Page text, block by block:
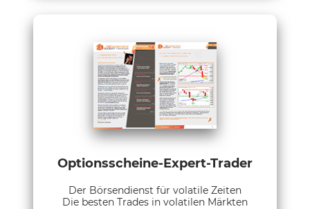
Optionsscheine-Expert-Trader
Der Börsendienst für volatile Zeiten
Die besten Trades in volatilen Märkten